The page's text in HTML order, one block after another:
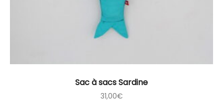
Sac à sacs Sardine
31,00€